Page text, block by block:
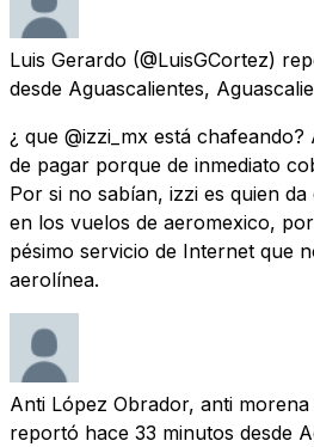
Luis Gerardo (@LuisGCortez)
desde Aguascalientes,
¿ que @izzi_mx está
de pagar porque de inmediato
Por si no sabían, izzi es quien
en los vuelos de aeromexico,
pésimo servicio de Internet que
aerolínea.
Anti López Obrador, anti
reportó hace 33 minutos desde